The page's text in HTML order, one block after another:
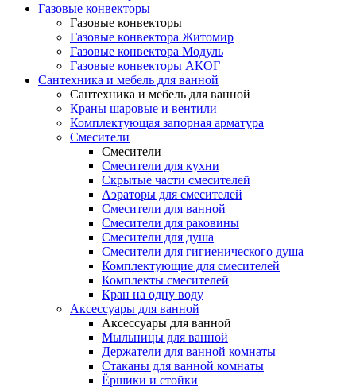
Газовые конвекторы
Газовые конвекторы
Газовые конвектора Житомир
Газовые конвектора Модуль
Газовые конвекторы АКОГ
Сантехника и мебель для ванной
Сантехника и мебель для ванной
Краны шаровые и вентили
Комплектующая запорная арматура
Смесители
Смесители
Смесители для кухни
Скрытые части смесителей
Аэраторы для смесителей
Смесители для ванной
Смесители для раковины
Смесители для душа
Смесители для гигиенического душа
Комплектующие для смесителей
Комплекты смесителей
Кран на одну воду
Аксессуары для ванной
Аксессуары для ванной
Мыльницы для ванной
Держатели для ванной комнаты
Стаканы для ванной комнаты
Ёршики и стойки